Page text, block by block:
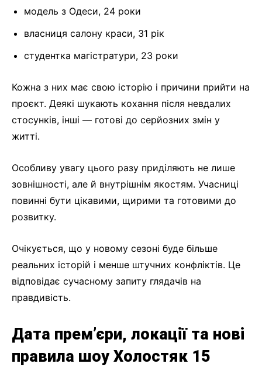
модель з Одеси, 24 роки
власниця салону краси, 31 рік
студентка магістратури, 23 роки
Кожна з них має свою історію і причини прийти на
проєкт. Деякі шукають кохання після невдалих
стосунків, інші — готові до серйозних змін у
житті.
Особливу увагу цього разу приділяють не лише
зовнішності, але й внутрішнім якостям. Учасниці
повинні бути цікавими, щирими та готовими до
розвитку.
Очікується, що у новому сезоні буде більше
реальних історій і менше штучних конфліктів. Це
відповідає сучасному запиту глядачів на
правдивість.
Дата прем’єри, локації та нові
правила шоу Холостяк 15